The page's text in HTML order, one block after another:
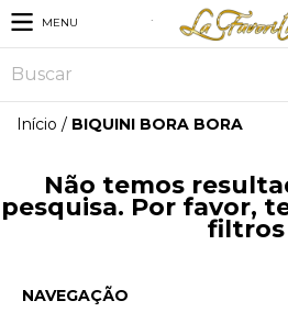
MENU
Início / BIQUINI BORA BORA
Não temos
pesquisa. Por favor,
filtros
NAVEGAÇÃO